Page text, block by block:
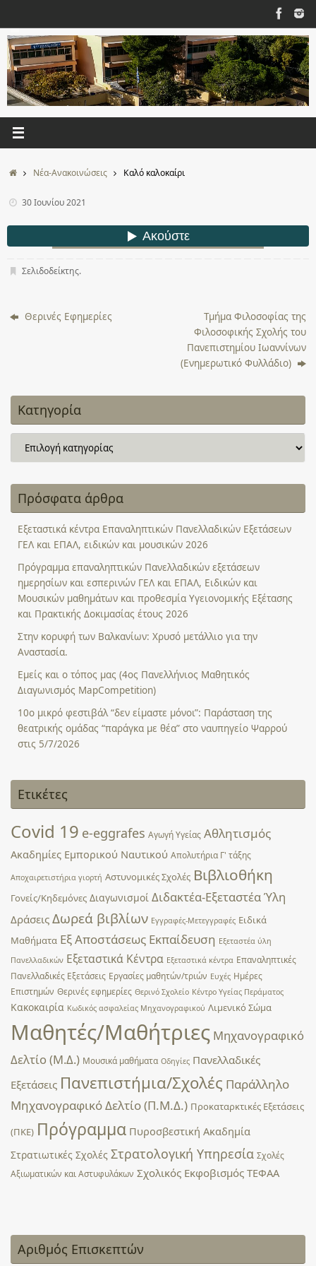
περιεχόμενο
ΑρχικήΝέα-Ανακοινώσεις Καλό καλοκαίρι
30 Ιουνίου 2021
Σελιδοδείκτης.
Θερινές Εφημερίες
Τμήμα Φιλοσοφίας της
Φιλοσοφικής Σχολής του
Πανεπιστημίου Ιωαννίνων
(Ενημερωτικό Φυλλάδιο)
Κατηγορία
Πρόσφατα άρθρα
Εξεταστικά κέντρα Επαναληπτικών Πανελλαδικών Εξετάσεων
ΓΕΛ και ΕΠΑΛ, ειδικών και μουσικών 2026
Πρόγραμμα επαναληπτικών Πανελλαδικών εξετάσεων
ημερησίων και εσπερινών ΓΕΛ και ΕΠΑΛ, Ειδικών και
Μουσικών μαθημάτων και προθεσμία Υγειονομικής Εξέτασης
και Πρακτικής Δοκιμασίας έτους 2026
Στην κορυφή των Βαλκανίων: Χρυσό μετάλλιο για την
Αναστασία.
Εμείς και ο τόπος μας (4ος Πανελλήνιος Μαθητικός
Διαγωνισμός MapCompetition)
10ο μικρό φεστιβάλ “δεν είμαστε μόνοι”: Παράσταση της
θεατρικής ομάδας “παράγκα με θέα” στο ναυπηγείο Ψαρρού
στις 5/7/2026
Ετικέτες
Covid 19 e-eggrafes Αγωγή Υγείας Αθλητισμός
Ακαδημίες Εμπορικού Ναυτικού Απολυτήρια Γ' τάξης
Αποχαιρετιστήρια γιορτή Αστυνομικές Σχολές Βιβλιοθήκη
Γονείς/Κηδεμόνες Διαγωνισμοί Διδακτέα-Εξεταστέα Ύλη
Δράσεις Δωρεά βιβλίων Εγγραφές-Μετεγγραφές Ειδικά
Μαθήματα Εξ Αποστάσεως Εκπαίδευση Εξεταστέα ύλη
Πανελλαδικών Εξεταστικά Κέντρα Εξεταστικά κέντρα Επαναληπτικές
Πανελλαδικές Εξετάσεις Εργασίες μαθητών/τριών Ευχές Ημέρες
Επιστημών Θερινές εφημερίες Θερινό Σχολείο Κέντρο Υγείας Περάματος
Κακοκαιρία Κωδικός ασφαλείας Μηχανογραφικού Λιμενικό Σώμα
Μαθητές/Μαθήτριες Μηχανογραφικό
Δελτίο (Μ.Δ.) Μουσικά μαθήματα Οδηγίες Πανελλαδικές
Εξετάσεις Πανεπιστήμια/Σχολές Παράλληλο
Μηχανογραφικό Δελτίο (Π.Μ.Δ.) Προκαταρκτικές Εξετάσεις
(ΠΚΕ) Πρόγραμμα Πυροσβεστική Ακαδημία
Στρατιωτικές Σχολές Στρατολογική Υπηρεσία Σχολές
Αξιωματικών και Αστυφυλάκων Σχολικός Εκφοβισμός ΤΕΦΑΑ
Αριθμός Επισκεπτών